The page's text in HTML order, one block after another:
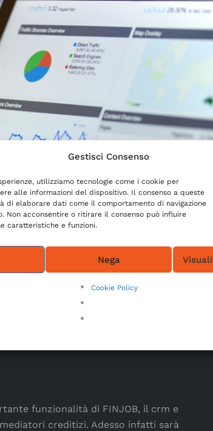
Gestisci Consenso
utilizziamo tecnologie come i cookie per
alle informazioni del dispositivo. Il consenso a queste
di elaborare dati come il comportamento di navigazione
Non acconsentire o ritirare il consenso può influire
caratteristiche e funzioni.
Nega
Cookie Policy
funzionalità di FINJOB, il crm e
creditizi. Adesso infatti sarà